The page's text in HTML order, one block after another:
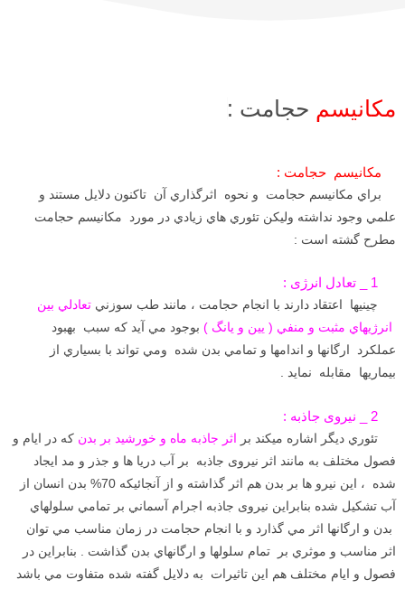
مكانيسم حجامت :
مکانیسم حجامت :
براي مكانيسم حجامت و نحوه اثرگذاري آن تاكنون دلايل مستند و
علمي وجود نداشته ولیکن تئوري هاي زيادي در مورد مکانیسم حجامت
مطرح گشته است :
چينيها اعتقاد دارند با انجام حجامت ، مانند طب سوزني تعادلي بين
انرژيهاي مثبت و منفي ( يين و يانگ ) بوجود مي آيد كه سبب بهبود
عملكرد ارگانها و اندامها و تمامي بدن شده ومي تواند با بسياري از
بيماريها مقابله نمايد .
تئوري ديگر اشاره مي­كند بر اثر جاذبه ماه و خورشيد بر بدن كه در ايام و
فصول مختلف به مانند اثر نیروی جاذبه بر آب دريا ها و جذر و مد ايجاد
شده ، اين نيرو ها بر بدن هم اثر گذاشته و از آنجائيكه 70% بدن انسان از
آب تشكيل شده بنابراين نیروی جاذبه اجرام آسماني بر تمامي سلولهاي
بدن و ارگانها اثر مي گذارد و با انجام حجامت در زمان مناسب مي توان
اثر مناسب و موثري بر تمام سلولها و ارگانهاي بدن گذاشت . بنابراين در
فصول و ایام مختلف هم اين تاثيرات به دلايل گفته شده متفاوت مي باشد